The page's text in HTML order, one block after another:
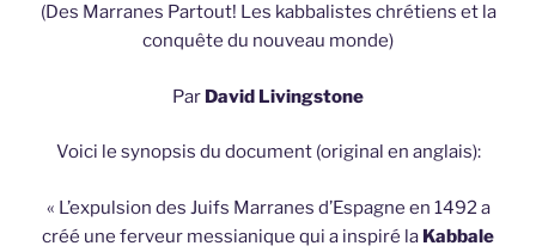
(Des Marranes Partout! Les kabbalistes chrétiens et la
conquête du nouveau monde)
Par David Livingstone
Voici le synopsis du document (original en anglais):
« L’expulsion des Juifs Marranes d’Espagne en 1492 a
créé une ferveur messianique qui a inspiré la Kabbale